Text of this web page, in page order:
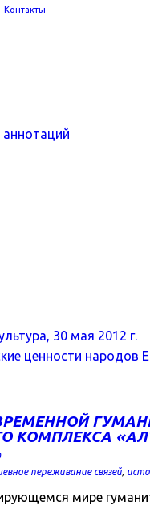
Контакты
30 мая 2012 г.
ценности народов
КОМПЛЕКСА
переживание связей,
мире